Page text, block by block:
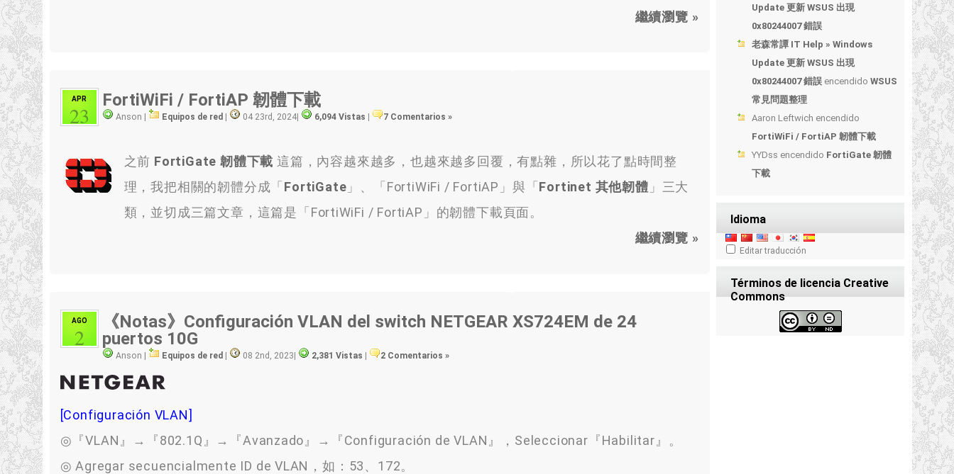
繼續瀏覽 »
APR
23
FortiWiFi / FortiAP 韌體下載
Anson | Equipos de red 04 23rd, 2024| 6,094 Vistas 7 Comentarios »
之前 FortiGate 韌體下載 這篇，內容越來越多，也越來越多回覆，有點雜，所以花了點時間整
理，我把相關的韌體分成「 FortiGate 」、「FortiWiFi / FortiAP」與「 Fortinet 其他韌體 」三大
類，並切成三篇文章，這篇是「FortiWiFi / FortiAP」的韌體下載頁面。
繼續瀏覽 »
AGO
2
《Notas》Configuración VLAN del switch NETGEAR XS724EM de 24
puertos 10G
Anson | Equipos de red 08 2nd, 2023 2,381 Vistas 2 Comentarios »
[Configuración VLAN]
◎『VLAN』→『802.1Q』→『Avanzado』→『Configuración de VLAN』，Seleccionar『Habilitar』。
◎ Agregar secuencialmente ID de VLAN，如：53、172。
Update 更新 WSUS 出現
0x80244007 錯誤
老森常譚 IT Help » Windows
Update 更新 WSUS 出現
0x80244007 錯誤 encendido WSUS
常見問題整理
Aaron Leftwich encendido
FortiWiFi / FortiAP 韌體下載
YYDss encendido FortiGate 韌體
下載
Idioma
Editar traducción
Términos de licencia Creative
Commons